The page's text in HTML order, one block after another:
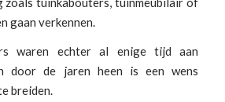
gaan verkennen.
waren echter al enige tijd aan
door de jaren heen is een wens
breiden.